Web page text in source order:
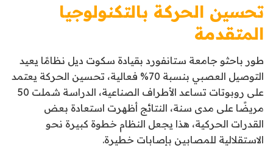
تحسين الحركة بالتكنولوجيا
المتقدمة
طور باحثو جامعة ستانفورد بقيادة سكوت ديل نظامًا يعيد
التوصيل العصبي بنسبة 70% فعالية، تحسين الحركة يعتمد
على روبوتات تساعد الأطراف الصناعية، الدراسة شملت 50
مريضًا على مدى سنة، النتائج أظهرت استعادة بعض
القدرات الحركية، هذا يجعل النظام خطوة كبيرة نحو
الاستقلالية للمصابين بإصابات خطيرة.